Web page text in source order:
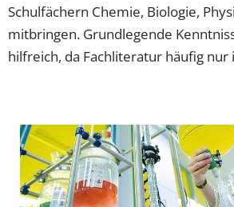
Schulfächern Chemie, Biologie,
mitbringen. Grundlegende
hilfreich, da Fachliteratur häufig nur